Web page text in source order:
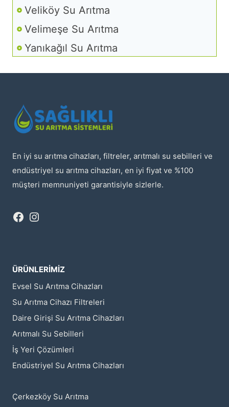
Veliköy Su Arıtma
Velimeşe Su Arıtma
Yanıkağıl Su Arıtma
En iyi su arıtma cihazları, filtreler, arıtmalı su sebilleri ve
endüstriyel su arıtma cihazları, en iyi fiyat ve %100
müşteri memnuniyeti garantisiyle sizlerle.
Facebook
Instagram
ÜRÜNLERIMIZ
Evsel Su Arıtma Cihazları
Su Arıtma Cihazı Filtreleri
Daire Girişi Su Arıtma Cihazları
Arıtmalı Su Sebilleri
İş Yeri Çözümleri
Endüstriyel Su Arıtma Cihazları
Çerkezköy Su Arıtma